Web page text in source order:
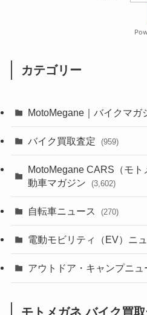
カテゴリー
MotoMegane｜バイクマガ
(44)
(637)
(118)
(60)
(252)
(38) (249)
(306)
(6,953)
(1,226)
バイク買取査定 (959)
MotoMegane CARS（モト
動車マガジン
(3,602)
(185)
自転車ニュース (270)
(54)
(211)
電動モビリティ（EV）ニ
アウトドア・キャンプニュ
モトメガネ バイク買